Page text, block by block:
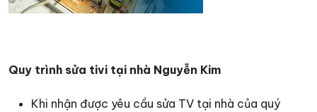
Quy trình sửa tivi tại nhà Nguyễn Kim
Khi nhận được yêu cầu sửa TV tại nhà của quý